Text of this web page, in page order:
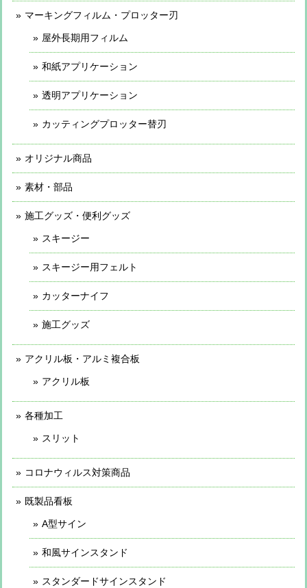
マーキングフィルム・プロッター刃
屋外長期用フィルム
和紙アプリケーション
透明アプリケーション
カッティングプロッター替刃
オリジナル商品
素材・部品
施工グッズ・便利グッズ
スキージー
スキージー用フェルト
カッターナイフ
施工グッズ
アクリル板・アルミ複合板
アクリル板
各種加工
スリット
コロナウィルス対策商品
既製品看板
A型サイン
和風サインスタンド
スタンダードサインスタンド